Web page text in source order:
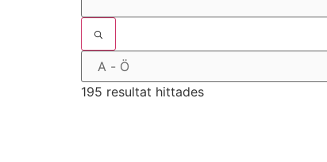
195 resultat hittades